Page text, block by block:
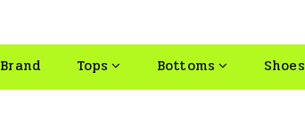
Brand Tops Bottoms Shoes